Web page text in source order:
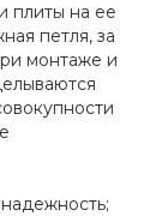
плиты на ее
петля, за
монтаже и